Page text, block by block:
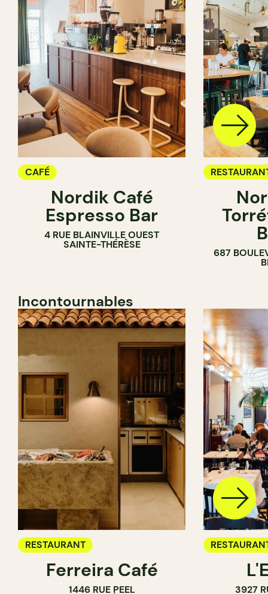
CAFÉ
Nordik Café
Espresso Bar
4 RUE BLAINVILLE OUEST
SAINTE-THÉRÈSE
687
Incontournables
RESTAURANT
Ferreira Café
1446 RUE PEEL 3927